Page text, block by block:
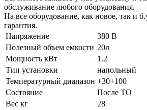
обслуживание любого оборудования.
На все оборудование, как новое, так и
гарантия.
Напряжение
380 В
Полезный объем емкости 20л
Мощность кВт
1.2
Тип установки
напольный
Температурный диапазон +30+100
Состояние
После ТО
Вес кг
28